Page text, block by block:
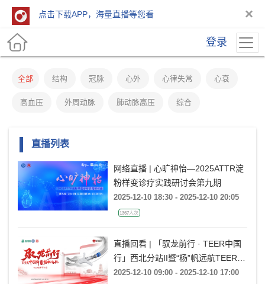
点击下载APP，海量直播等您看 ×
登录
全部 结构 冠脉 心外 心律失常 心衰
高血压 外周动脉 肺动脉高压 综合
直播列表
网络直播 | 心旷神怡—2025ATTR淀
粉样变诊疗实践研讨会第九期
2025-12-10 18:30 - 2025-12-10 20:05
1367人次
直播回看 | 「驭龙前行 · TEER中国
行」西北分站II暨“杨”帆远航TEER技
术研讨会
2025-12-10 09:00 - 2025-12-10 17:00